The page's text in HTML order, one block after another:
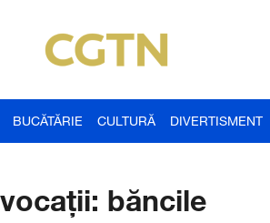
BUCĂTĂRIE CULTURĂ DIVERTISMENT
băncile